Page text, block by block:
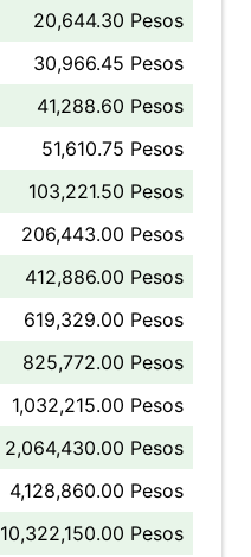
20,644.30 Pesos
30,966.45 Pesos
41,288.60 Pesos
51,610.75 Pesos
103,221.50 Pesos
206,443.00 Pesos
412,886.00 Pesos
619,329.00 Pesos
825,772.00 Pesos
1,032,215.00 Pesos
2,064,430.00 Pesos
4,128,860.00 Pesos
10,322,150.00 Pesos